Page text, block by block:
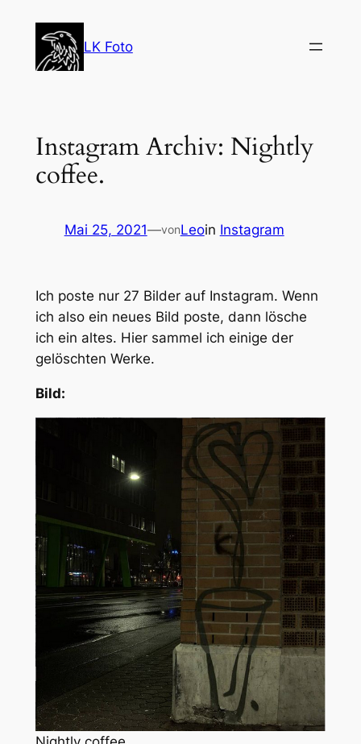
springen
LK Foto
Instagram Archiv: Nightly
coffee.
Mai 25, 2021—vonLeoin Instagram
Ich poste nur 27 Bilder auf Instagram. Wenn
ich also ein neues Bild poste, dann lösche
ich ein altes. Hier sammel ich einige der
gelöschten Werke.
Bild: